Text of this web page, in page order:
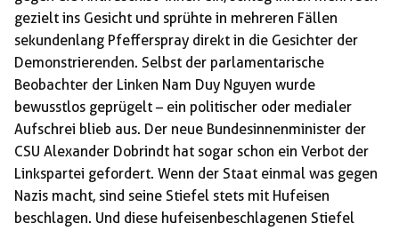
gezielt ins Gesicht und sprühte in mehreren Fällen
sekundenlang Pfefferspray direkt in die Gesichter der
Demonstrierenden. Selbst der parlamentarische
Beobachter der Linken Nam Duy Nguyen wurde
bewusstlos geprügelt – ein politischer oder medialer
Aufschrei blieb aus. Der neue Bundesinnenminister der
CSU Alexander Dobrindt hat sogar schon ein Verbot der
Linkspartei gefordert. Wenn der Staat einmal was gegen
Nazis macht, sind seine Stiefel stets mit Hufeisen
beschlagen. Und diese hufeisenbeschlagenen Stiefel